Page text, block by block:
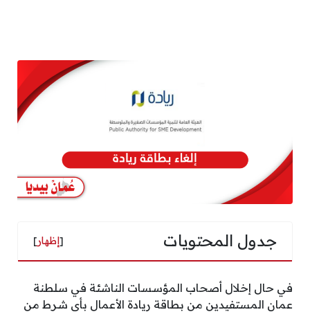
جدول المحتويات [إظهار]
في حال إخلال أصحاب المؤسسات الناشئة في سلطنة
عمان المستفيدين من بطاقة ريادة الأعمال بأي شرط من